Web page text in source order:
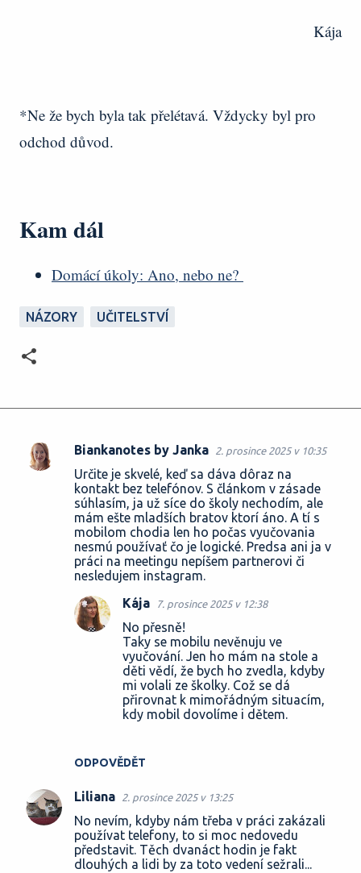
Kája
*Ne že bych byla tak přelétavá. Vždycky byl pro
odchod důvod.
Kam dál
Domácí úkoly: Ano, nebo ne?
NÁZORY UČITELSTVÍ
K
Biankanotes by Janka 2. prosince 2025 v 10:35
Určite je skvelé, keď sa dáva dôraz na
kontakt bez telefónov. S článkom v zásade
súhlasím, ja už síce do školy nechodím, ale
mám ešte mladších bratov ktorí áno. A tí s
mobilom chodia len ho počas vyučovania
nesmú používať čo je logické. Predsa ani ja v
práci na meetingu nepíšem partnerovi či
nesledujem instagram.
ODPOVĚDĚT
Kája 7. prosince 2025 v 12:38
No přesně!
Taky se mobilu nevěnuju ve
vyučování. Jen ho mám na stole a
děti vědí, že bych ho zvedla, kdyby
mi volali ze školky. Což se dá
přirovnat k mimořádným situacím,
kdy mobil dovolíme i dětem.
Liliana 2. prosince 2025 v 13:25
No nevím, kdyby nám třeba v práci zakázali
používat telefony, to si moc nedovedu
představit. Těch dvanáct hodin je fakt
dlouhých a lidi by za toto vedení sežrali...